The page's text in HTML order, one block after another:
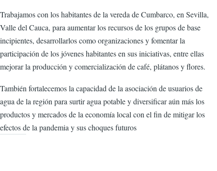
Trabajamos con los habitantes de la vereda de Cumbarco, en Sevilla,
Valle del Cauca, para aumentar los recursos de los grupos de base
incipientes, desarrollarlos como organizaciones y fomentar la
participación de los jóvenes habitantes en sus iniciativas, entre ellas
mejorar la producción y comercialización de café, plátanos y flores.
También fortalecemos la capacidad de la asociación de usuarios de
agua de la región para surtir agua potable y diversificar aún más los
productos y mercados de la economía local con el fin de mitigar los
efectos de la pandemia y sus choques futuros